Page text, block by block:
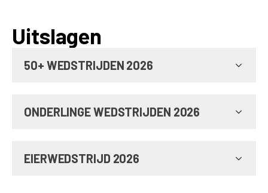
Uitslagen
50+ WEDSTRIJDEN 2026
ONDERLINGE WEDSTRIJDEN 2026
EIERWEDSTRIJD 2026